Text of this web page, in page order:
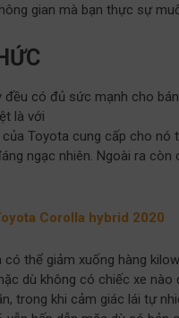
gian mà bạn thực sự
đều có đủ sức mạnh cho
là với
Toyota cung cấp cho
ngạc nhiên. Ngoài ra
Corolla hybrid 2020
có thể giảm xuống hàng
dù không có chiếc xe
trong khi cảm giác lái tự